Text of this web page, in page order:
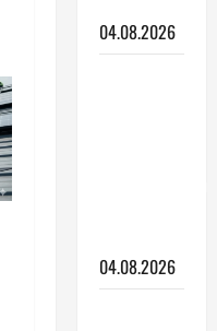
04.08.2026
04.08.2026